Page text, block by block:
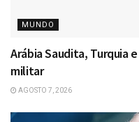
MUNDO
Arábia Saudita, Turquia
militar
AGOSTO 7, 2026